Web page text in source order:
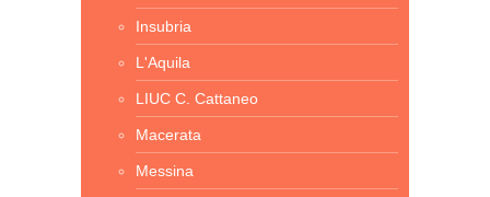
Insubria
L'Aquila
LIUC C. Cattaneo
Macerata
Messina